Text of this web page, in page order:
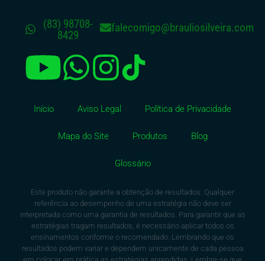
(83) 98708-
8429
falecomigo@brauliosilveira.com
Início Aviso Legal Política de Privacidade
Mapa do Site Produtos Blog
Glossário
Este produto não garante a obtenção de resultados. Qualquer
referência ao desempenho de uma estratégia não deve ser
interpretada como uma garantia de resultados. Para garantir que as
estratégias tragam resultados, é necessário aplicar todos os
ensinamentos conforme o recomendado. Lembrando que os
resultados podem variar e dependem unicamente de cada pessoa